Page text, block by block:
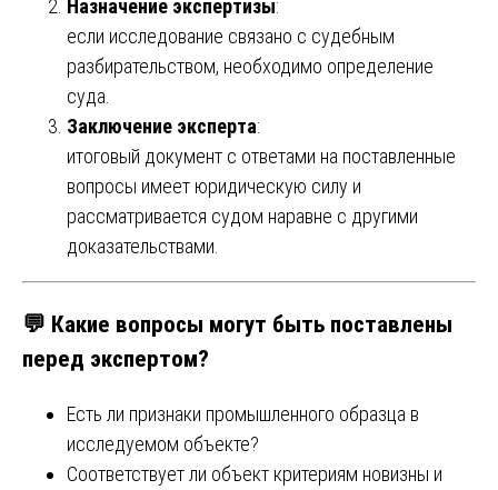
Назначение экспертизы:
если исследование связано с судебным
разбирательством, необходимо определение
суда.
Заключение эксперта:
итоговый документ с ответами на поставленные
вопросы имеет юридическую силу и
рассматривается судом наравне с другими
доказательствами.
💬 Какие вопросы могут быть поставлены
перед экспертом?
Есть ли признаки промышленного образца в
исследуемом объекте?
Соответствует ли объект критериям новизны и